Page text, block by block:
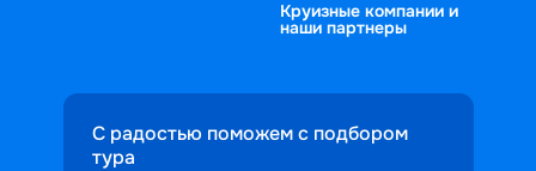
Круизные компании и
наши партнеры
С радостью поможем с подбором
тура